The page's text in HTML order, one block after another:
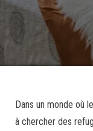
Dans un monde où
à chercher des